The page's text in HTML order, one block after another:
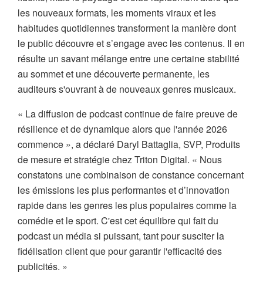
les nouveaux formats, les moments viraux et les
habitudes quotidiennes transforment la manière dont
le public découvre et s’engage avec les contenus. Il en
résulte un savant mélange entre une certaine stabilité
au sommet et une découverte permanente, les
auditeurs s'ouvrant à de nouveaux genres musicaux.
« La diffusion de podcast continue de faire preuve de
résilience et de dynamique alors que l'année 2026
commence », a déclaré Daryl Battaglia, SVP, Produits
de mesure et stratégie chez Triton Digital. « Nous
constatons une combinaison de constance concernant
les émissions les plus performantes et d’innovation
rapide dans les genres les plus populaires comme la
comédie et le sport. C'est cet équilibre qui fait du
podcast un média si puissant, tant pour susciter la
fidélisation client que pour garantir l'efficacité des
publicités. »